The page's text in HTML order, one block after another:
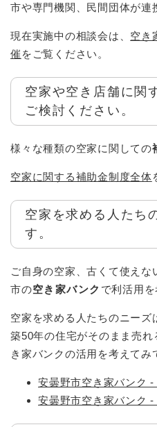
市や専門機関、民間団体が連
現在実施中の相談会は、 空き
催 をご覧ください。
空家や空き店舗に関
ご検討ください。
様々な種類の空家に関しての
空家に関する補助金制度全体
空家を求める人たち
す。
ご自身の空家、古くて使え
市の空き家バンク で利活用を
空家を求める人たちのニーズ
築50年の住宅がそのまま売
き家バンクの活用を考えてみ
安曇野市空き家バンク
安曇野市空き家バンク -